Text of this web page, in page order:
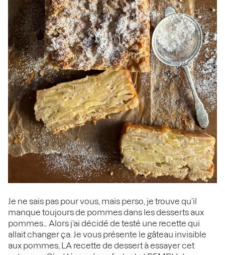
Je ne sais pas pour vous, mais perso, je trouve qu’il
manque toujours de pommes dans les desserts aux
pommes… Alors j’ai décidé de testé une recette qui
allait changer ça. Je vous présente le gâteau invisible
aux pommes, LA recette de dessert à essayer cet